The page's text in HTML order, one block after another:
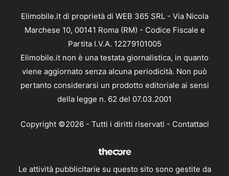
Elimobile.it di proprietà di WEB 365 SRL - Via Nicola
Marchese 10, 00141 Roma (RM) - Codice Fiscale e
Partita I.V.A. 12279101005
Elimobile.it non è una testata giornalistica, in quanto
viene aggiornato senza alcuna periodicità. Non può
pertanto considerarsi un prodotto editoriale ai sensi
della legge n. 62 del 07.03.2001
Copyright ©2026 - Tutti i diritti riservati - Contattaci
Le attività pubblicitarie su questo sito sono gestite da